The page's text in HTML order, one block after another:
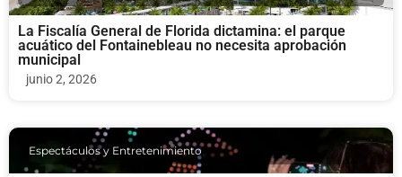
La Fiscalía General de Florida dictamina: el parque
acuático del Fontainebleau no necesita aprobación
municipal
junio 2, 2026
Espectáculos y Entretenimiento